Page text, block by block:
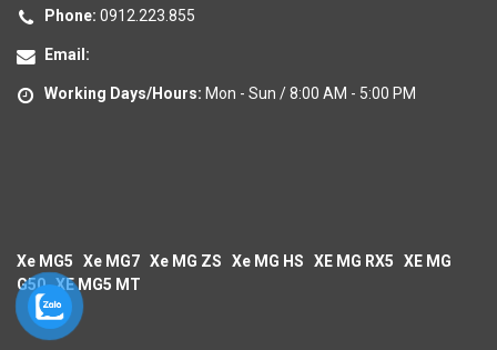
Phone: 0912.223.855
Email:
Working Days/Hours: Mon - Sun / 8:00 AM - 5:00 PM
Xe MG5 Xe MG7 Xe MG ZS Xe MG HS XE MG RX5
XE MG
G50 XE MG5 MT